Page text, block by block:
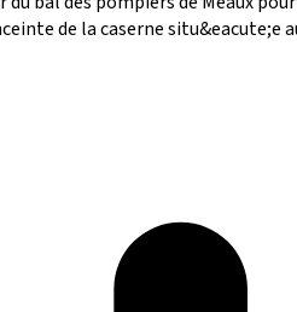
de la caserne situ&eacute;e